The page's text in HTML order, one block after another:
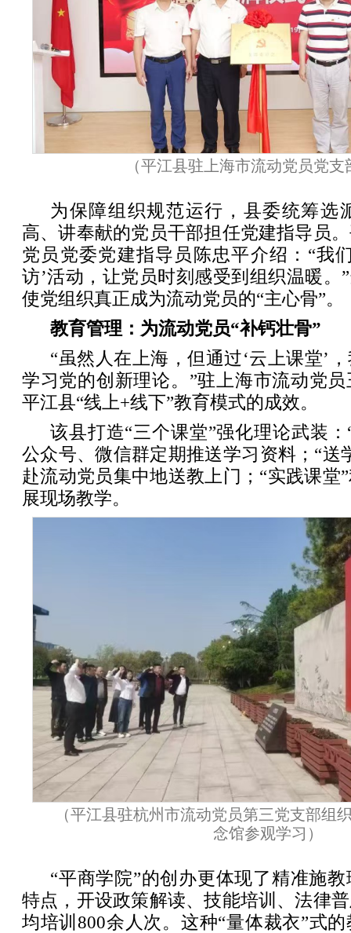
（平江县驻上海市流动党员党
为保障组织规范运行，县委统筹选
高、讲奉献的党员干部担任党建指导员
党员党委党建指导员陈忠平介绍：“我
访’活动，让党员时刻感受到组织温暖。
使党组织真正成为流动党员的“主心骨”。
教育管理：为流动党员“补钙壮骨”
“虽然人在上海，但通过‘云上课堂’
学习党的创新理论。”驻上海市流动党
平江县“线上+线下”教育模式的成效。
该县打造“三个课堂”强化理论武装
公众号、微信群定期推送学习资料；“送
赴流动党员集中地送教上门；“实践课堂
展现场教学。
（平江县驻杭州市流动党员第三党支部组
念馆参观学习）
“平商学院”的创办更体现了精准施
特点，开设政策解读、技能培训、法律
均培训800余人次。这种“量体裁衣”式